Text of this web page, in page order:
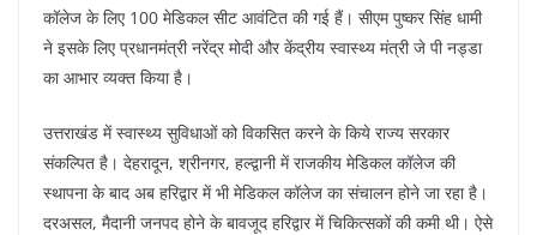
कॉलेज के लिए 100 मेडिकल सीट आवंटित की गई हैं। सीएम पुष्कर सिंह धामी
ने इसके लिए प्रधानमंत्री नरेंद्र मोदी और केंद्रीय स्वास्थ्य मंत्री जे पी नड्डा
का आभार व्यक्त किया है।
उत्तराखंड में स्वास्थ्य सुविधाओं को विकसित करने के किये राज्य सरकार
संकल्पित है। देहरादून, श्रीनगर, हल्द्वानी में राजकीय मेडिकल कॉलेज की
स्थापना के बाद अब हरिद्वार में भी मेडिकल कॉलेज का संचालन होने जा रहा है।
दरअसल, मैदानी जनपद होने के बावजूद हरिद्वार में चिकित्सकों की कमी थी। ऐसे